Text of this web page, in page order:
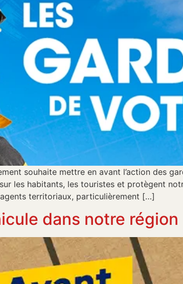
souhaite mettre en avant l’action des
les habitants, les touristes et protègent
territoriaux, particulièrement […]
dans notre région